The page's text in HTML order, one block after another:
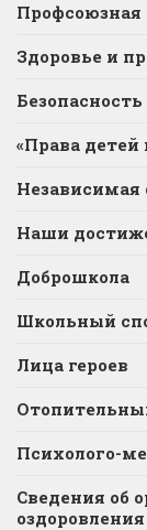
Профсоюзная
Здоровье и
Безопасность
«Права детей
Независимая
Наши
Доброшкола
Школьный
Лица героев
Психолого-
Сведения об
оздоровления